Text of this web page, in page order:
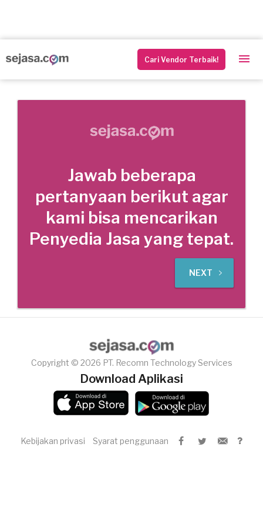
Cari Vendor Terbaik!
Jawab beberapa
pertanyaan berikut agar
kami bisa mencarikan
Penyedia Jasa yang tepat.
NEXT
Copyright © 2026 PT. Recomn Technology Services
Download Aplikasi
Kebijakan privasi Syarat penggunaan